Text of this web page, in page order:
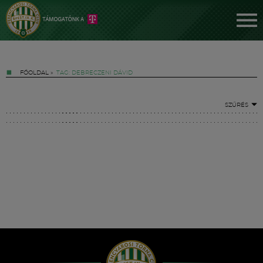
FŐOLDAL » TAG: DEBRECZENI DÁVID
SZŰRÉS
Hírek